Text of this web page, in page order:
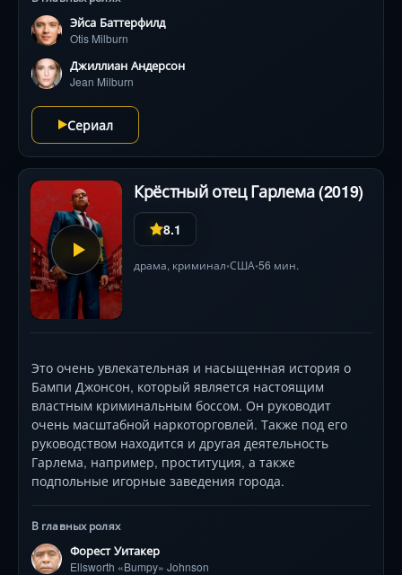
массовой эпидемии хламидиоза до неловких
экспериментов с мастурбацией. Яркий антураж 1980-
х × 2010-х, хиты Fleetwood Mac в саундтреке и
визуальные эксперименты операторов создают
неповторимую атмосферу. Герои учатся принимать
идентичности, а в финальных сезонах — с новыми
вызовами прогрессивного колледжа Кавендиш и
болезненным взрослением.
Эйса Баттерфилд
Otis Milburn
Джиллиан Андерсон
Jean Milburn
Сериал
Крёстный отец Гарлема (2019)
8.1
драма, криминал•США•56 мин.
Это очень увлекательная и насыщенная история о
Бампи Джонсон, который является настоящим
властным криминальным боссом. Он руководит
очень масштабной наркоторговлей. Также под его
руководством находится и другая деятельность
Гарлема, например, проституция, а также
подпольные игорные заведения города.
В главных ролях
Форест Уитакер
Ellsworth «Bumpy» Johnson